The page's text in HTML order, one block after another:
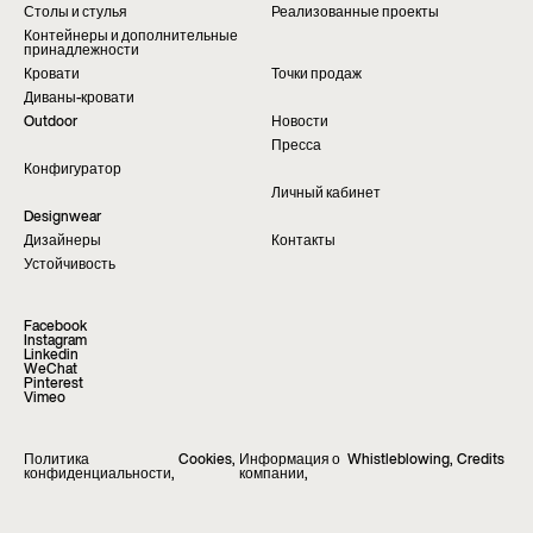
Столы и стулья
Реализованные проекты
Контейнеры и дополнительные
принадлежности
Кровати
Точки продаж
Диваны-кровати
Outdoor
Новости
Пресса
Конфигуратор
Личный кабинет
Designwear
Дизайнеры
Контакты
Устойчивость
Facebook
Instagram
Linkedin
WeChat
Pinterest
Vimeo
Политика
конфиденциальности,
Cookies, Информация о
компании,
Whistleblowing, Credits